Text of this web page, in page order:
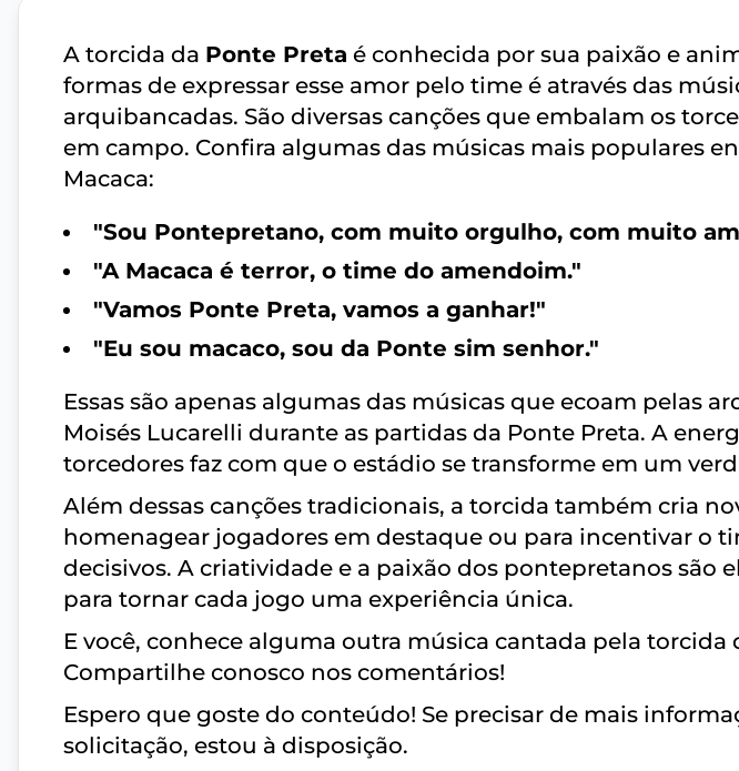
A torcida da Ponte Preta é conhecida por sua paixão e
formas de expressar esse amor pelo time é através das
arquibancadas. São diversas canções que embalam os
em campo. Confira algumas das músicas mais populares
Macaca:
"Sou Pontepretano, com muito orgulho, com muito
"A Macaca é terror, o time do amendoim."
"Vamos Ponte Preta, vamos a ganhar!"
"Eu sou macaco, sou da Ponte sim senhor."
Essas são apenas algumas das músicas que ecoam pelas
Moisés Lucarelli durante as partidas da Ponte Preta. A
torcedores faz com que o estádio se transforme em um
Além dessas canções tradicionais, a torcida também cria
homenagear jogadores em destaque ou para incentivar o
decisivos. A criatividade e a paixão dos pontepretanos são
para tornar cada jogo uma experiência única.
E você, conhece alguma outra música cantada pela torcida
Compartilhe conosco nos comentários!
Espero que goste do conteúdo! Se precisar de mais
solicitação, estou à disposição.